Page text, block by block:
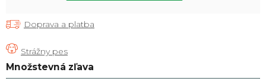
Množstevná zľava
Doprava a platba